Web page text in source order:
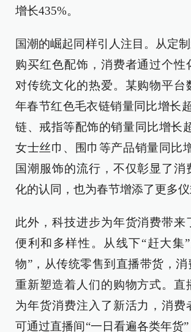
增长435%。
国潮的崛起同样引人注目。从定制
购买红色配饰，消费者通过个性
对传统文化的热爱。某购物平台
年春节红色毛衣链销量同比增长
链、戒指等配饰的销量同比增长
女士丝巾、围巾等产品销量同比
国潮服饰的流行，不仅彰显了消
化的认同，也为春节增添了更多仪
此外，科技进步为年货消费带来
便利和多样性。从线下“赶大集
物”，从传统零售到直播带货，
重新塑造着人们的购物方式。直
为年货消费注入了新活力，消费
可通过直播间“一日看遍各类年货